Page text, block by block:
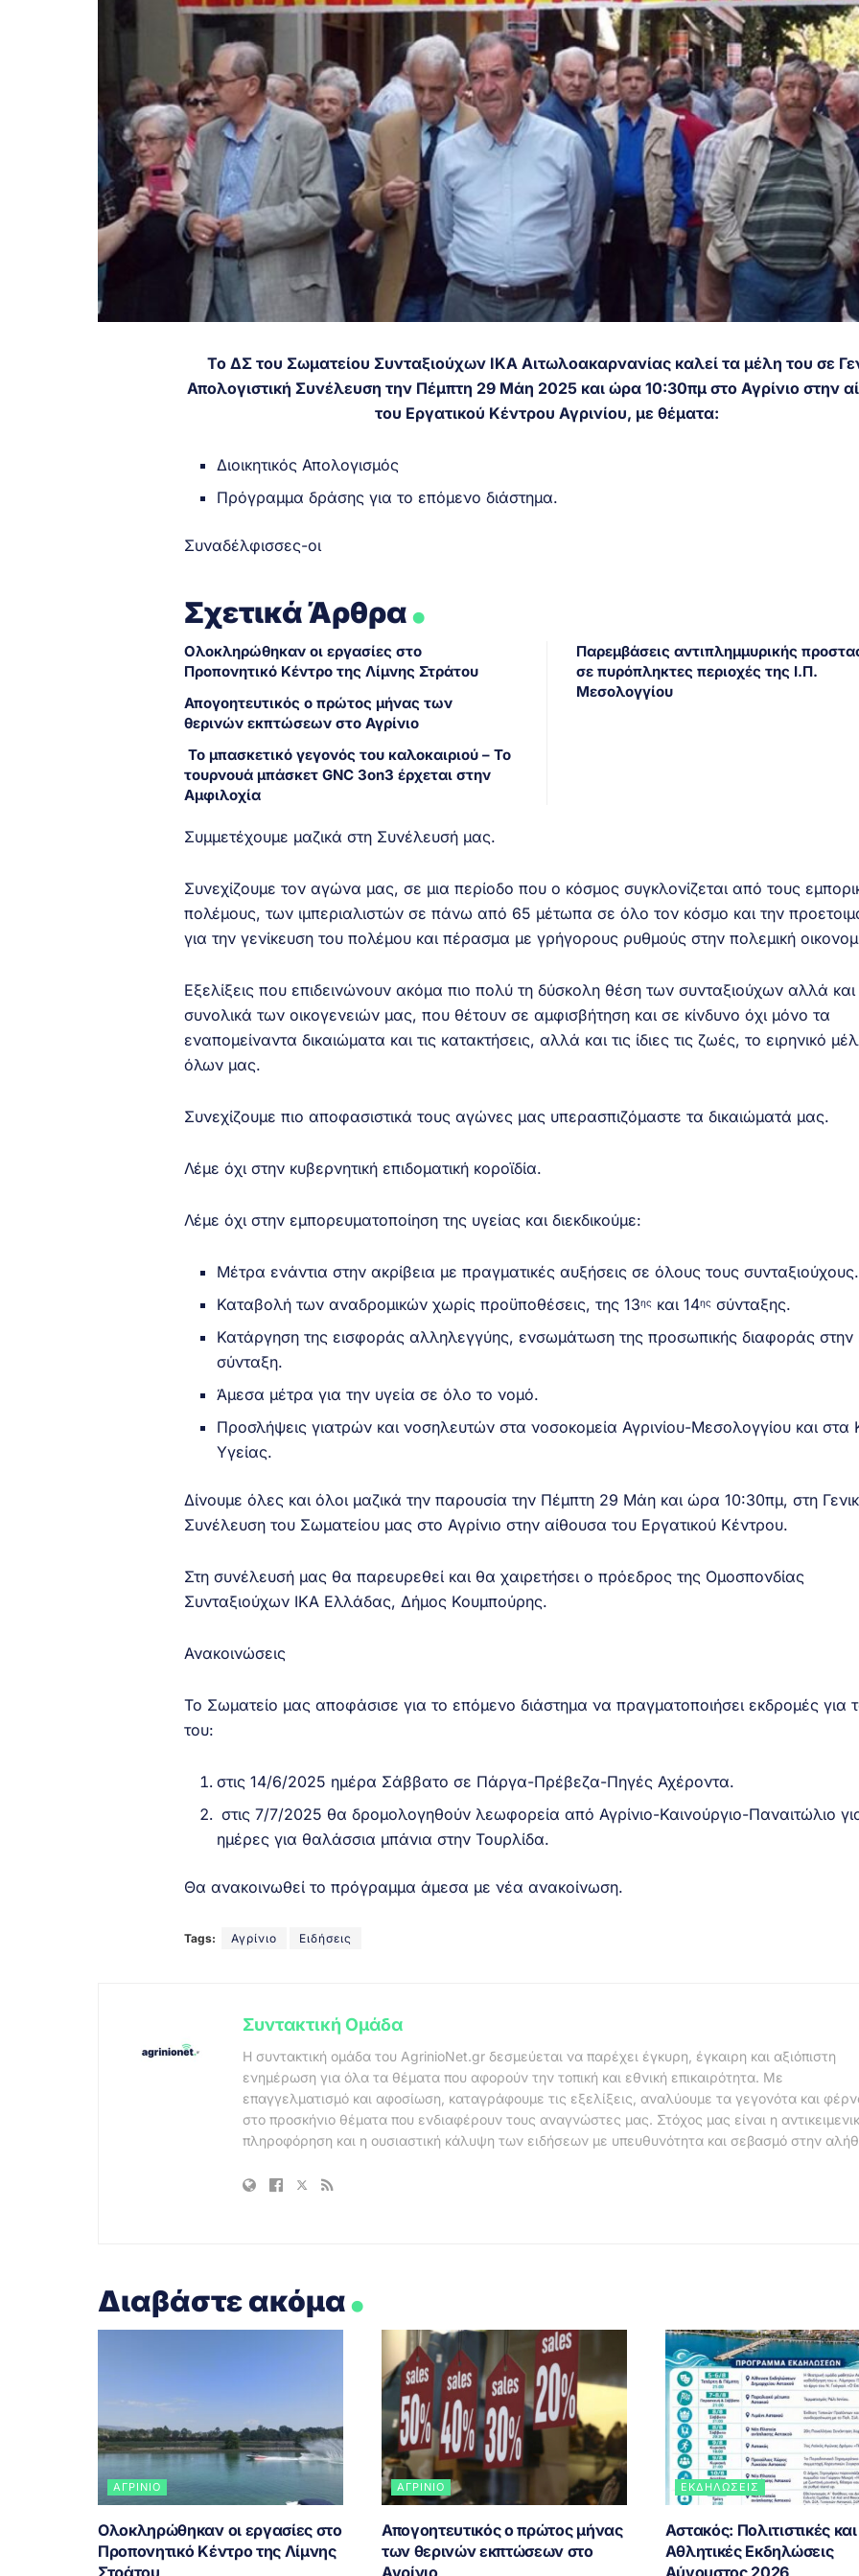
Το ΔΣ του Σωματείου Συνταξιούχων ΙΚΑ Αιτωλοακαρνανίας καλεί τα μέλη του σε
Απολογιστική Συνέλευση την Πέμπτη 29 Μάη 2025 και ώρα 10:30πμ στο Αγρίνιο στην
του Εργατικού Κέντρου Αγρινίου, με θέματα:
Διοικητικός Απολογισμός
Πρόγραμμα δράσης για το επόμενο διάστημα.
Συναδέλφισσες-οι
Σχετικά Άρθρα.
Ολοκληρώθηκαν οι εργασίες στο
Προπονητικό Κέντρο της Λίμνης Στράτου
Απογοητευτικός ο πρώτος μήνας των
θερινών εκπτώσεων στο Αγρίνιο
Το μπασκετικό γεγονός του καλοκαιριού – Το
τουρνουά μπάσκετ GNC 3on3 έρχεται στην
Αμφιλοχία
Παρεμβάσεις αντιπλημμυρικής
σε πυρόπληκτες περιοχές της Ι.Π.
Μεσολογγίου
Συμμετέχουμε μαζικά στη Συνέλευσή μας.
Συνεχίζουμε τον αγώνα μας, σε μια περίοδο που ο κόσμος συγκλονίζεται από τους
πολέμους, των ιμπεριαλιστών σε πάνω από 65 μέτωπα σε όλο τον κόσμο και την
για την γενίκευση του πολέμου και πέρασμα με γρήγορους ρυθμούς στην πολεμική
Εξελίξεις που επιδεινώνουν ακόμα πιο πολύ τη δύσκολη θέση των συνταξιούχων αλλά και
συνολικά των οικογενειών μας, που θέτουν σε αμφισβήτηση και σε κίνδυνο όχι μόνο τα
εναπομείναντα δικαιώματα και τις κατακτήσεις, αλλά και τις ίδιες τις ζωές, το ειρηνικό
όλων μας.
Συνεχίζουμε πιο αποφασιστικά τους αγώνες μας υπερασπιζόμαστε τα δικαιώματά μας.
Λέμε όχι στην κυβερνητική επιδοματική κοροϊδία.
Λέμε όχι στην εμπορευματοποίηση της υγείας και διεκδικούμε:
Μέτρα ενάντια στην ακρίβεια με πραγματικές αυξήσεις σε όλους τους συνταξιούχους.
Καταβολή των αναδρομικών χωρίς προϋποθέσεις, της 13ης και 14ης σύνταξης.
Κατάργηση της εισφοράς αλληλεγγύης, ενσωμάτωση της προσωπικής διαφοράς στην
σύνταξη.
Άμεσα μέτρα για την υγεία σε όλο το νομό.
Προσλήψεις γιατρών και νοσηλευτών στα νοσοκομεία Αγρινίου-Μεσολογγίου και στα
Υγείας.
Δίνουμε όλες και όλοι μαζικά την παρουσία την Πέμπτη 29 Μάη και ώρα 10:30πμ, στη
Συνέλευση του Σωματείου μας στο Αγρίνιο στην αίθουσα του Εργατικού Κέντρου.
Στη συνέλευσή μας θα παρευρεθεί και θα χαιρετήσει ο πρόεδρος της Ομοσπονδίας
Συνταξιούχων ΙΚΑ Ελλάδας, Δήμος Κουμπούρης.
Ανακοινώσεις
Το Σωματείο μας αποφάσισε για το επόμενο διάστημα να πραγματοποιήσει εκδρομές για
του:
στις 14/6/2025 ημέρα Σάββατο σε Πάργα-Πρέβεζα-Πηγές Αχέροντα.
στις 7/7/2025 θα δρομολογηθούν λεωφορεία από Αγρίνιο-Καινούργιο-Παναιτώλιο
ημέρες για θαλάσσια μπάνια στην Τουρλίδα.
Θα ανακοινωθεί το πρόγραμμα άμεσα με νέα ανακοίνωση.
Tags: Αγρίνιο Ειδήσεις
Συντακτική Ομάδα
Η συντακτική ομάδα του AgrinioNet.gr δεσμεύεται να παρέχει έγκυρη, έγκαιρη και αξιόπιστη
ενημέρωση για όλα τα θέματα που αφορούν την τοπική και εθνική επικαιρότητα. Με
επαγγελματισμό και αφοσίωση, καταγράφουμε τις εξελίξεις, αναλύουμε τα γεγονότα και
στο προσκήνιο θέματα που ενδιαφέρουν τους αναγνώστες μας. Στόχος μας είναι η
πληροφόρηση και η ουσιαστική κάλυψη των ειδήσεων με υπευθυνότητα και σεβασμό στην
Διαβάστε ακόμα.
ΑΓΡΊΝΙΟ
Ολοκληρώθηκαν οι εργασίες στο
Προπονητικό Κέντρο της Λίμνης
Στράτου
ΑΓΡΊΝΙΟ
Απογοητευτικός ο πρώτος μήνας
των θερινών εκπτώσεων στο
Αγρίνιο
ΕΚΔΗΛΏΣΕΙΣ
Αστακός: Πολιτιστικές και
Αθλητικές Εκδηλώσεις
Αύγουστος 2026